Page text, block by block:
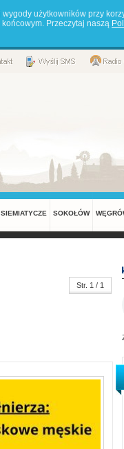
użytkowników przy
Przeczytaj naszą
SIEMIATYCZE SOKOŁÓW
Str. 1 / 1